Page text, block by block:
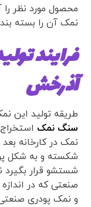
محصول مورد نظر
نمک آن را بسته
فرایند
آذرخش
طریقه تولید این
سنگ نمک
نمک در کارخانه
شکسته و به شکل
شستشو قرار بگیرد
صنعتی که در
و نمک پودری